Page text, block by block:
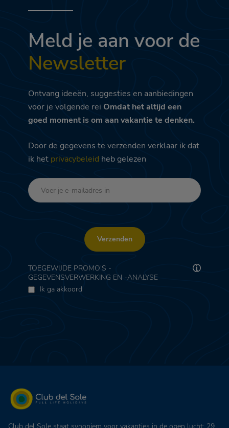
Meld je aan voor de
Newsletter
Ontvang ideeën, suggesties en aanbiedingen
voor je volgende rei Omdat het altijd een
goed moment is om aan vakantie te denken.
Door de gegevens te verzenden verklaar ik dat
ik het privacybeleid heb gelezen
Verzenden
TOEGEWIJDE PROMO'S -
GEGEVENSVERWERKING EN -ANALYSE
Ik ga akkoord